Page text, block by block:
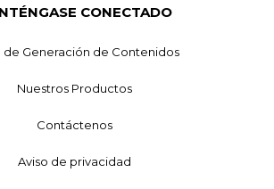
CONECTADO
de Generación de Contenidos
Nuestros Productos
Contáctenos
Aviso de privacidad